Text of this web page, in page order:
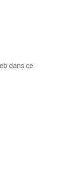
dans ce